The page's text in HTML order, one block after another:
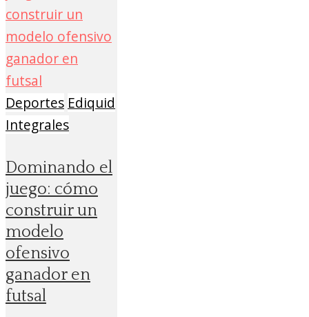
Deportes Ediquid
Integrales
Dominando el
juego: cómo
construir un
modelo
ofensivo
ganador en
futsal